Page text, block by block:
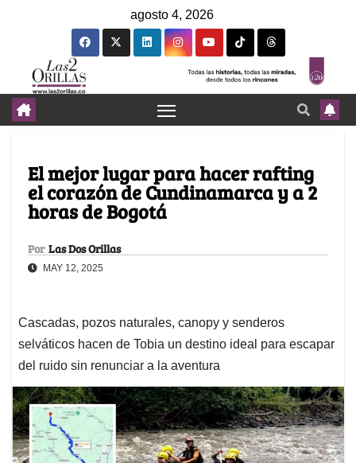
agosto 4, 2026
El mejor lugar para hacer rafting
el corazón de Cundinamarca y a 2
horas de Bogotá
Por Las Dos Orillas
MAY 12, 2025
Cascadas, pozos naturales, canopy y senderos
selváticos hacen de Tobia un destino ideal para escapar
del ruido sin renunciar a la aventura